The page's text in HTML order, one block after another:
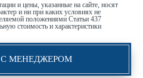
и цены, указанные на сайте, носят
и ни при каких условиях не
положениями Статьи 437
стоимость и характеристики
С МЕНЕДЖЕРОМ